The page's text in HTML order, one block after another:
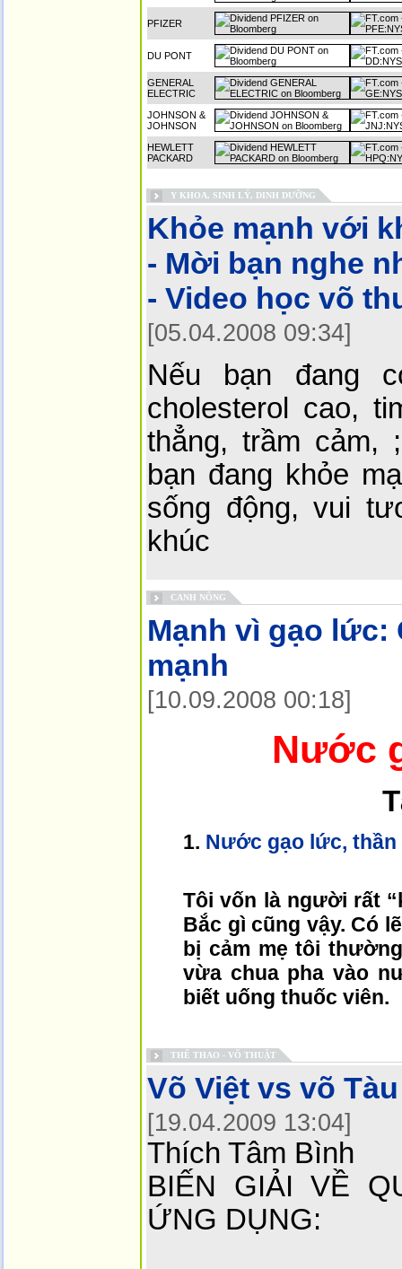
PFIZER
DU PONT
GENERAL
ELECTRIC
JOHNSON &
JOHNSON
HEWLETT
PACKARD
Y KHOA, SINH LÝ, DINH DƯỠNG
Khỏe mạnh với
- Mời bạn nghe
- Video học võ
[05.04.2008 09:34]
Nếu bạn đang
cholesterol cao,
thẳng, trầm cảm,
bạn đang khỏe
sống động, vui
khúc
CANH NÔNG
Mạnh vì gạo lức:
mạnh
[10.09.2008 00:18]
Nước
1. Nước gạo lức,
Tôi vốn là người rất
Bắc gì cũng vậy. Có
bị cảm mẹ tôi
vừa chua pha vào
biết uống thuốc viên.
THỂ THAO - VÕ THUẬT
Võ Việt vs võ Tàu
[19.04.2009 13:04]
Thích Tâm Bình
BIẾN GIẢI VỀ
ỨNG DỤNG: